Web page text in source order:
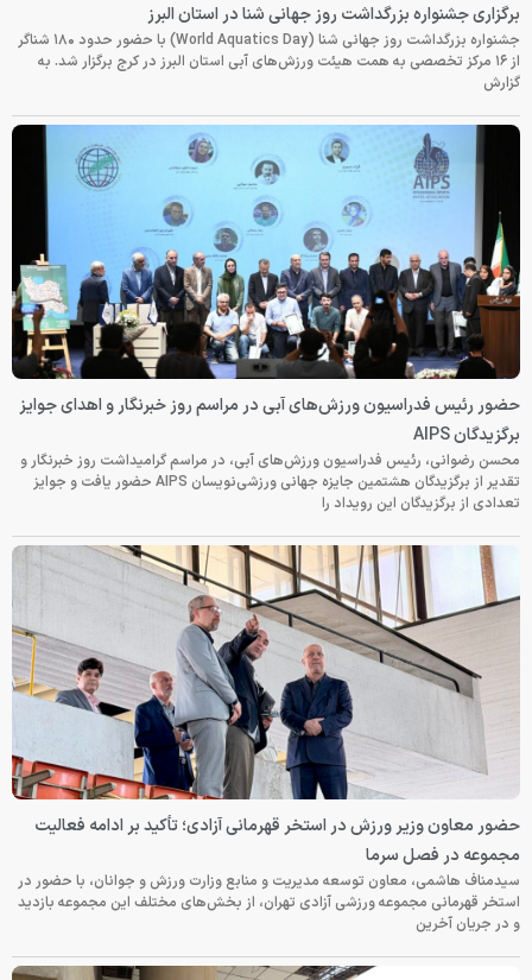
برگزاری جشنواره بزرگداشت روز جهانی شنا در استان البرز
جشنواره بزرگداشت روز جهانی شنا (World Aquatics Day) با حضور حدود ۱۸۰ شناگر
از ۱۶ مرکز تخصصی به همت هیئت ورزش‌های آبی استان البرز در کرج برگزار شد. به
گزارش
حضور رئیس فدراسیون ورزش‌های آبی در مراسم روز خبرنگار و اهدای جوایز
برگزیدگان AIPS
محسن رضوانی، رئیس فدراسیون ورزش‌های آبی، در مراسم گرامیداشت روز خبرنگار و
تقدیر از برگزیدگان هشتمین جایزه جهانی ورزشی‌نویسان AIPS حضور یافت و جوایز
تعدادی از برگزیدگان این رویداد را
حضور معاون وزیر ورزش در استخر قهرمانی آزادی؛ تأکید بر ادامه فعالیت
مجموعه در فصل سرما
سیدمناف هاشمی، معاون توسعه مدیریت و منابع وزارت ورزش و جوانان، با حضور در
استخر قهرمانی مجموعه ورزشی آزادی تهران، از بخش‌های مختلف این مجموعه بازدید
و در جریان آخرین